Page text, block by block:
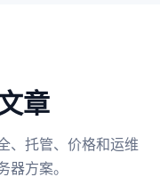
章
、托管、价格和运维
器方案。